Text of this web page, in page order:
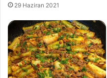
29 Haziran 2021